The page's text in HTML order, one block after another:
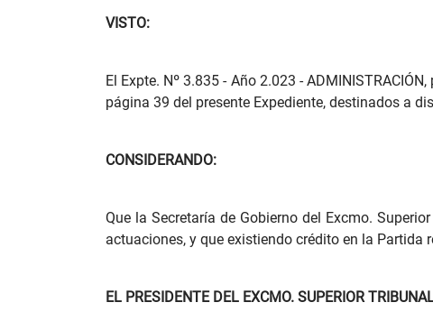
VISTO:
El Expte. Nº 3.835 - Año 2.023 -
página 39 del presente Expediente, destinados a
CONSIDERANDO:
Que la Secretaría de Gobierno del Excmo.
actuaciones, y que existiendo crédito en la
EL PRESIDENTE DEL EXCMO. SUPERIOR